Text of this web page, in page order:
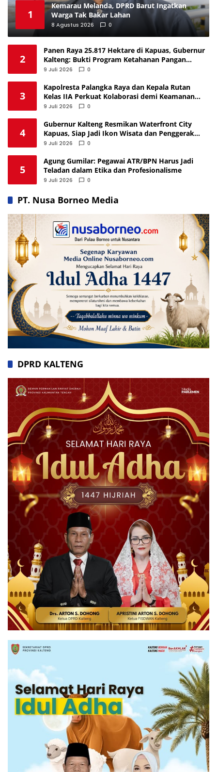
1
Kemarau Melanda, DPRD Barut Ingatkan
Warga Tak Bakar Lahan
8 Agustus 2026 0
2
Panen Raya 25.817 Hektare di Kapuas, Gubernur
Kalteng: Bukti Program Ketahanan Pangan
Berjalan
9 Juli 2026 0
3
Kapolresta Palangka Raya dan Kepala Rutan
Kelas IIA Perkuat Kolaborasi demi Keamanan
Kota
9 Juli 2026 0
4
Gubernur Kalteng Resmikan Waterfront City
Kapuas, Siap Jadi Ikon Wisata dan Penggerak
Ekonomi
9 Juli 2026 0
5
Agung Gumilar: Pegawai ATR/BPN Harus Jadi
Teladan dalam Etika dan Profesionalisme
9 Juli 2026 0
PT. Nusa Borneo Media
DPRD KALTENG